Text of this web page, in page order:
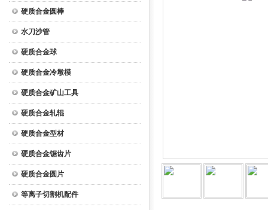
硬质合金圆棒
水刀沙管
硬质合金球
硬质合金冷墩模
硬质合金矿山工具
硬质合金轧辊
硬质合金型材
硬质合金锯齿片
硬质合金圆片
等离子切割机配件